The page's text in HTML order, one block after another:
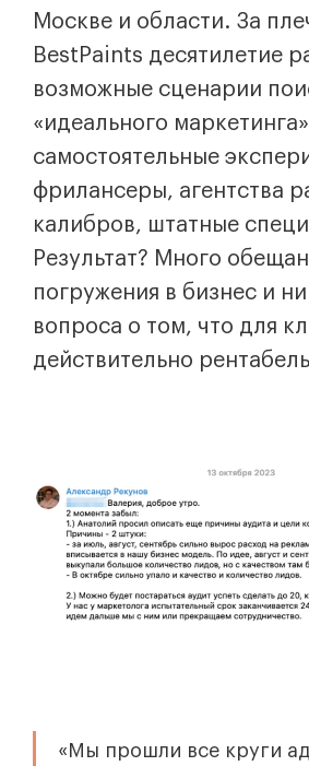
Москве и области. За
BestPaints десятилетие
возможные сценарии
«идеального
самостоятельные
фрилансеры, агентства
калибров, штатные
Результат? Много
погружения в бизнес и
вопроса о том, что для
действительно
«Мы прошли все круги